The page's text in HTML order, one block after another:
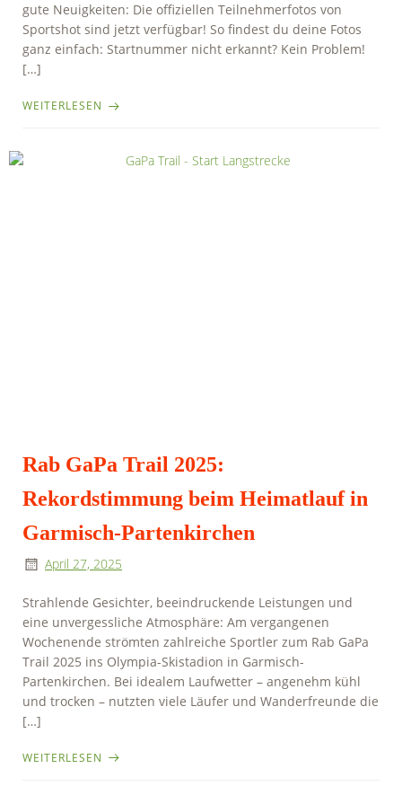
gute Neuigkeiten: Die offiziellen Teilnehmerfotos von
Sportshot sind jetzt verfügbar! So findest du deine Fotos
ganz einfach: Startnummer nicht erkannt? Kein Problem!
[…]
WEITERLESEN
Rab GaPa Trail 2025:
Rekordstimmung beim Heimatlauf in
Garmisch-Partenkirchen
April 27, 2025
Strahlende Gesichter, beeindruckende Leistungen und
eine unvergessliche Atmosphäre: Am vergangenen
Wochenende strömten zahlreiche Sportler zum Rab GaPa
Trail 2025 ins Olympia-Skistadion in Garmisch-
Partenkirchen. Bei idealem Laufwetter – angenehm kühl
und trocken – nutzten viele Läufer und Wanderfreunde die
[…]
WEITERLESEN